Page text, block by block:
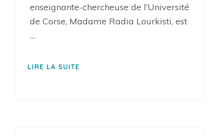
enseignante-chercheuse de l’Université
de Corse, Madame Radia Lourkisti, est
…
LIRE LA SUITE